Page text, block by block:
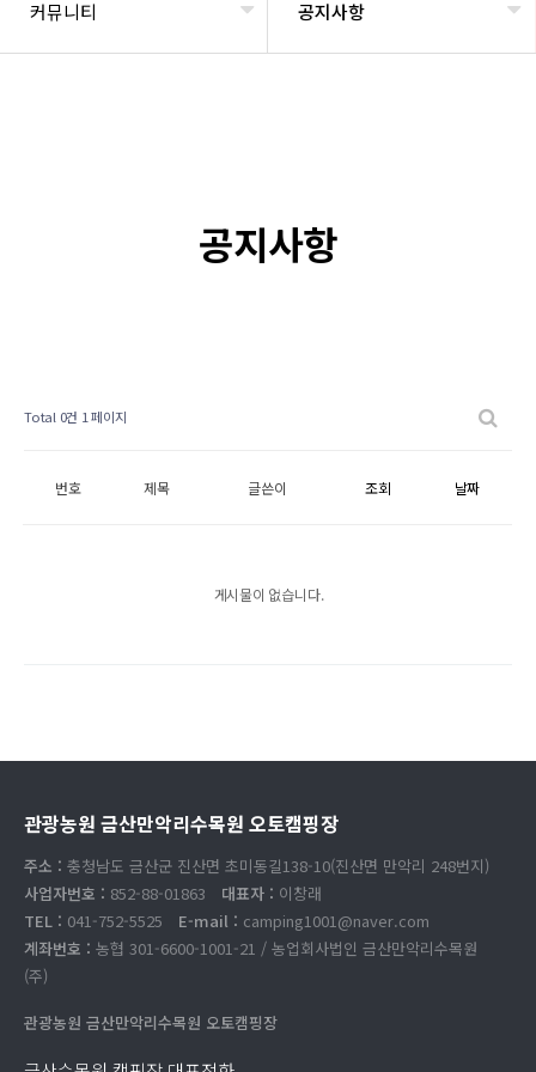
커뮤니티 공지사항
공지사항
Total 0건 1 페이지
번호 제목 글쓴이 조회 날짜
게시물이 없습니다.
관광농원 금산만악리수목원 오토캠핑장
주소 : 충청남도 금산군 진산면 초미동길138-10(진산면 만악리 248번지)
사업자번호 : 852-88-01863 대표자 : 이창래
TEL : 041-752-5525 E-mail : camping1001@naver.com
계좌번호 : 농협 301-6600-1001-21 / 농업회사법인 금산만악리수목원
(주)
관광농원 금산만악리수목원 오토캠핑장